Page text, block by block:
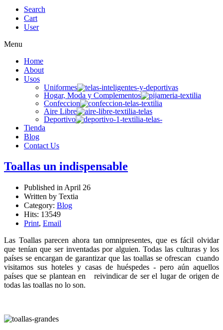
Search
Cart
User
Menu
Home
About
Usos
Uniformes
Hogar, Moda y Complementos
Confeccion
Aire Libre
Deportivo
Tienda
Blog
Contact Us
Toallas un indispensable
Published in April 26
Written by Textia
Category: Blog
Hits: 13549
Print, Email
Las Toallas parecen ahora tan omnipresentes, que es fácil olvidar
que tenían que ser inventadas por alguien. Todas las culturas y los
países se encargan de garantizar que las toallas se ofrescan cuando
visitamos sus hoteles y casas de huéspedes - pero aún aquellos
países que se plantean en reivindicar de ser el lugar de origen de
todas las toallas no lo son.